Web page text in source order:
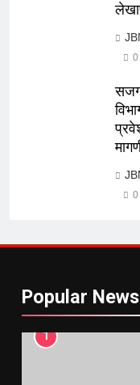
0
0
Popular News
1